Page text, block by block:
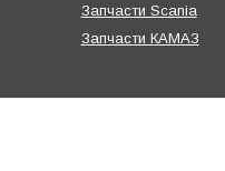
Запчасти Scania
Запчасти КАМАЗ